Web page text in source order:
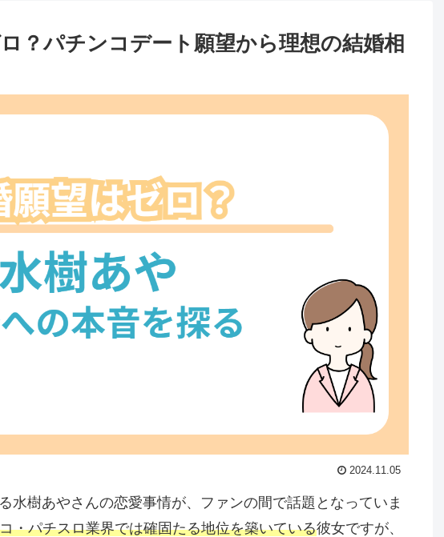
？パチンコデート願望から理想の結婚相
2024.11.05
水樹あやさんの恋愛事情が、ファンの間で話題となっていま
・パチスロ業界では確固たる地位を築いている彼女ですが、